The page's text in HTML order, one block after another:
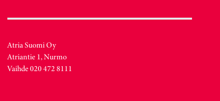
Atria Suomi Oy
Atriantie 1, Nurmo
Vaihde 020 472 8111